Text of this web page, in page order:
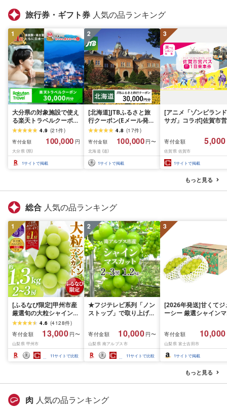
旅行券・ギフト券 人気の品ランキング
1
大分県の対象施設で使え
る楽天トラベルクーポン
寄附額100,000円 宿泊券
トラベル トラベルクー
ポン 楽天トラベル 温泉
宿泊 九州 旅行券 チケッ
ト ホテル[optc003]
4.9 (21件)
寄付金額 100,000 円
大分県 (県)
1サイトで掲載
2
[北海道]JTBふるさと旅
行クーポン(Eメール発
行)30,000円分 旅行 トラ
ベル 宿泊 人気 おすすめ
JTBW030T
4.8 (17件)
寄付金額 100,000 円〜
北海道 (道)
1サイトで掲載
3
[アニメ「ゾンビランド
サガ」コラボ]佐賀市営
寄付金額 5,000
佐賀県 佐賀市
1サイトで掲載
もっと見る
総合 人気の品ランキング
1
[ふるなび限定]甲州市産
厳選旬の大粒シャインマ
スカット 約1.3kg 2〜3
房[2026年発送]
(MG)B12-472 FN-
Limited-VO シャインマ
スカット フルーツ
4.6 (4128件)
寄付金額
13,000 円〜
山梨県 甲州市
11サイトで比較
2
★フジテレビ系列「ノン
ストップ」で取り上げら
先行予約]南アルプス市
産シャインマスカット
1.2kg以上(2〜3房)ふる
さと納税 おすすめ 山梨
県 南アルプス市 送料無
寄付金額 10,000 円〜
山梨県 南アルプス市
11サイトで比較
3
[2026年発送]甘くてジ
ーシー 厳選シャインマ
月前半(1〜15日)から
月下旬までの発送) フ
ーツ ぶどう 果物 山梨
産 2026 旬 大粒 高級
寄付金額 10,000
山梨県 富士吉田市
1サイトで掲載
もっと見る
肉 人気の品ランキング